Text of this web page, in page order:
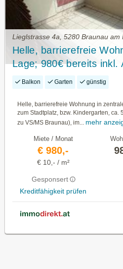
Lieglstrasse 4a, 5280 Braunau am
Helle, barrierefreie
Lage; 980€ bereits inkl.
Heizkosten
Balkon Garten günstig
Helle, barrierefreie Wohnung in
zum Stadtplatz, bzw. Kindergarten, ca.
zu VS/MS Braunau), im... mehr
Miete / Monat
€ 980,-
€ 10,- / m²
Gesponsert
Kreditfähigkeit prüfen